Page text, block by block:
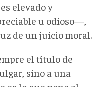
elevado y
u odioso—,
de un juicio moral.
el título de
sino a una